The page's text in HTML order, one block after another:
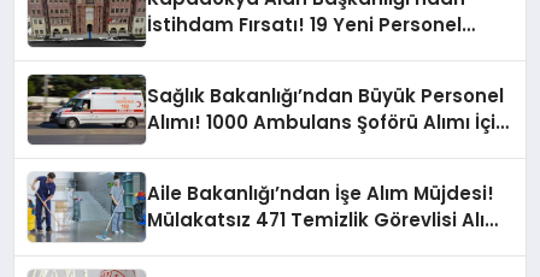
İstihdam Fırsatı! 19 Yeni Personel
Sağlık Bakanlığı’ndan Büyük Personel
Alımı! 1000 Ambulans Şoförü Alımı İçin
Aile Bakanlığı’ndan İşe Alım Müjdesi!
Mülakatsız 471 Temizlik Görevlisi Alımı